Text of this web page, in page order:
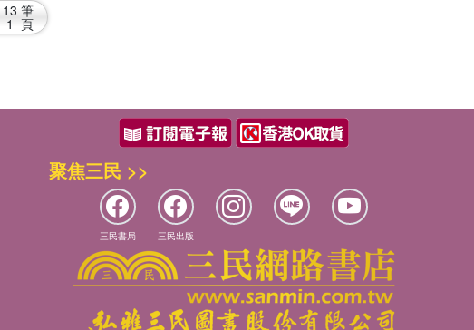
13 筆
1 頁
聚焦三民 >>
三民書局 三民出版